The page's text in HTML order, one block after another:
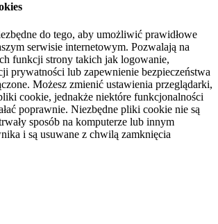
do tego, aby umożliwić prawidłowe
serwisie internetowym. Pozwalają na
funkcji strony takich jak logowanie,
prywatności lub zapewnienie bezpieczeństwa
Możesz zmienić ustawienia przeglądarki,
cookie, jednakże niektóre funkcjonalności
poprawnie. Niezbędne pliki cookie nie są
sposób na komputerze lub innym
i są usuwane z chwilą zamknięcia